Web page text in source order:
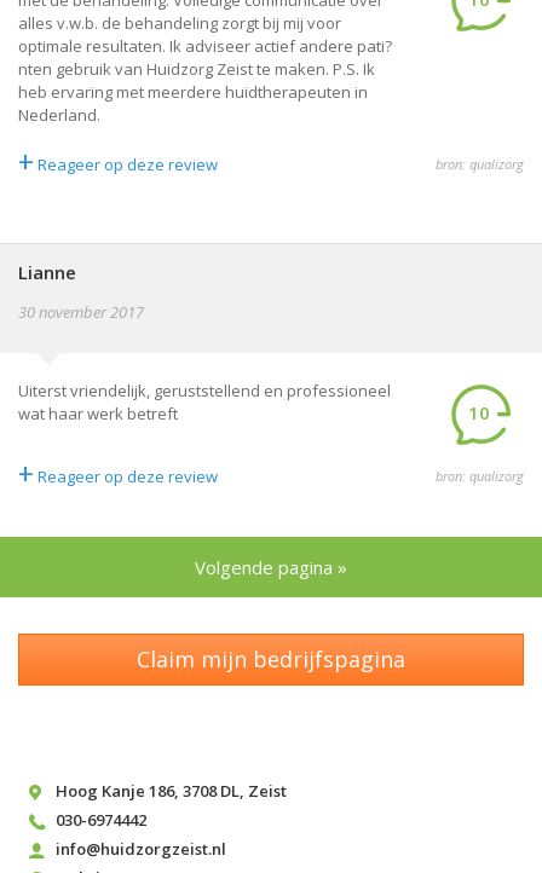
alles v.w.b. de behandeling zorgt bij mij voor
optimale resultaten. Ik adviseer actief andere pati?
nten gebruik van Huidzorg Zeist te maken. P.S. Ik
heb ervaring met meerdere huidtherapeuten in
Nederland.
+ Reageer op deze review bron: qualizorg
Lianne
30 november 2017
Uiterst vriendelijk, geruststellend en professioneel
wat haar werk betreft
10
+ Reageer op deze review bron: qualizorg
Volgende pagina »
Claim mijn bedrijfspagina
Hoog Kanje 186, 3708 DL, Zeist
030-6974442
info@huidzorgzeist.nl